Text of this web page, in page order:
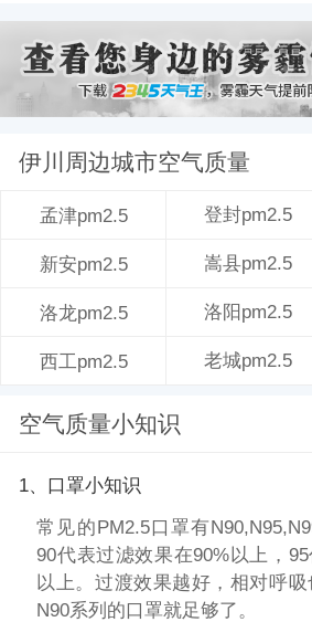
伊川周边城市空气质量
孟津pm2.5 登封pm2.5
新安pm2.5 嵩县pm2.5
洛龙pm2.5 洛阳pm2.5
西工pm2.5 老城pm2.5
空气质量小知识
1、口罩小知识
常见的PM2.5口罩有
90代表过滤效果在90%以上，
以上。过渡效果越好，相对呼
N90系列的口罩就足够了。